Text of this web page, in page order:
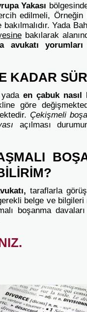
Yakası
edilmeli,
bakılmalıdır. Yada
bakılarak
avukatı yorumları
KADAR
en çabuk nasıl
göre
Çekişmeli
açılması
taraflarla
belge ve
boşanma